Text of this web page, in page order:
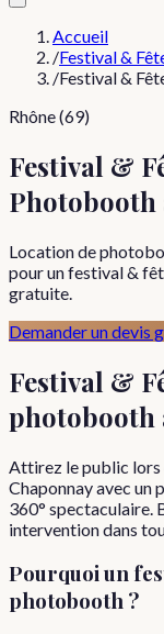
Accueil
/Festival &
/Festival &
Rhône (69)
Festival &
Photobooth
Location de
pour un festival &
gratuite.
Demander un devis
Festival &
photobooth
Attirez le public lors
Chaponnay avec
360° spectaculaire.
intervention dans
Pourquoiun
photobooth ?